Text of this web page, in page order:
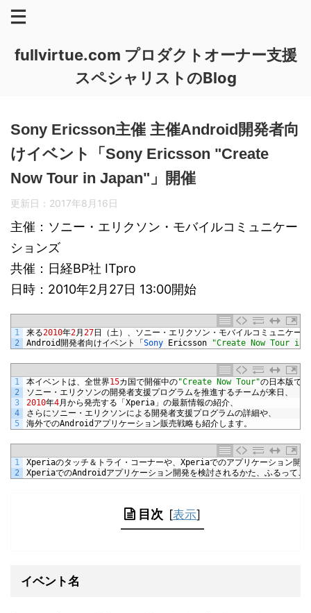
fullvirtue.com プロダクトオーナー支援
スペシャリストのBlog
Sony Ericsson主催 主催Android開発者向
けイベント「Sony Ericsson "Create
Now Tour in Japan"」開催
更新日： 2017年8月16日
主催：ソニー・エリクソン・モバイルコミュニケー
ションズ
共催：日経BP社 ITpro
日時：2010年2月27日 13:00開始
1
2
来る2010年2月 27日（土）、ソニー・エリクソン・モバイルコミュニケー
Android 開発者向けイベント「 Sony Ericsson "Create Now Tour in
1
2
3
4
5
本イベントは、全世界15カ国で開催中の"Create Now Tour"の日本版で、
ソニー・エリクソンの開発者支援プログラムを推進するチームが来日、
2010年4月から発売する「 Xperia 」の最新情報の紹介、
さらにソニー・エリクソンによる開発者支援プログラムの詳細や、
海外でのAndroid アプリケーション販売戦略も紹介します。
1
2
Xperiaのタッチ＆トライ・コーナーや、 Xperiaでのアプリケーション開
XperiaでのAndroid アプリケーション開発を検討されるかた、ふるってご
目次 [表示]
イベント名